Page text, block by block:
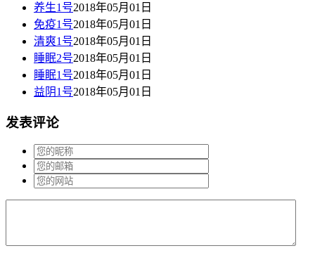
养生1号2018年05月01日
免疫1号2018年05月01日
清爽1号2018年05月01日
睡眠2号2018年05月01日
睡眠1号2018年05月01日
益阴1号2018年05月01日
发表评论